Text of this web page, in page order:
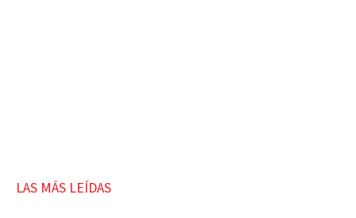
LAS MÁS LEÍDAS